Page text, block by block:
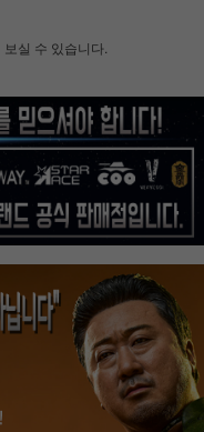
실 수 있습니다.